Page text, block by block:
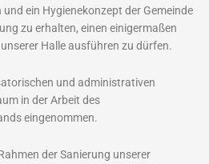
ein Hygienekonzept der Gemeinde
zu erhalten, einen einigermaßen
Halle ausführen zu dürfen.
und administrativen
in der Arbeit des
eingenommen.
der Sanierung unserer